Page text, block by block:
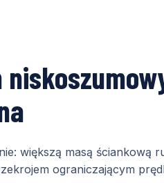
większą masą ściankową
ograniczającym